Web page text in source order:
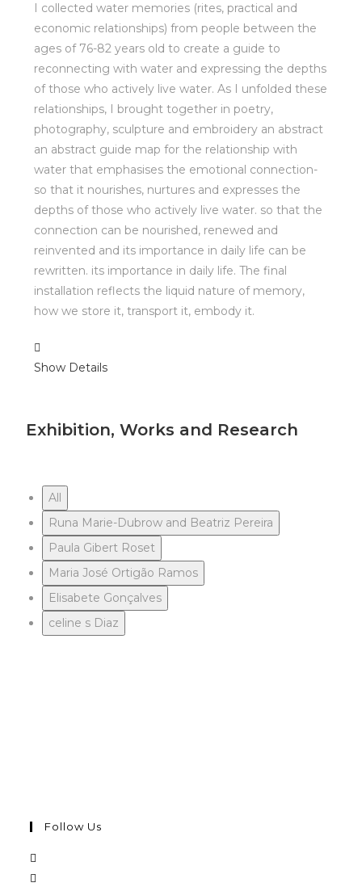
I collected water memories (rites, practical and
economic relationships) from people between the
ages of 76-82 years old to create a guide to
reconnecting with water and expressing the depths
of those who actively live water. As I unfolded these
relationships, I brought together in poetry,
photography, sculpture and embroidery an abstract
an abstract guide map for the relationship with
water that emphasises the emotional connection-
so that it nourishes, nurtures and expresses the
depths of those who actively live water. so that the
connection can be nourished, renewed and
reinvented and its importance in daily life can be
rewritten. its importance in daily life. The final
installation reflects the liquid nature of memory,
how we store it, transport it, embody it.
Show Details
Exhibition, Works and Research
All
Runa Marie-Dubrow and Beatriz Pereira
Paula Gibert Roset
Maria José Ortigão Ramos
Elisabete Gonçalves
celine s Diaz
Follow Us